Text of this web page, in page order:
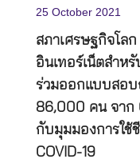
25 October 2021
สภาเศรษฐกิจโล
อินเทอร์เน็ตสำห
ร่วมออกแบบสอบ
86,000 คน จาก
กับมุมมองการใช้
COVID-19